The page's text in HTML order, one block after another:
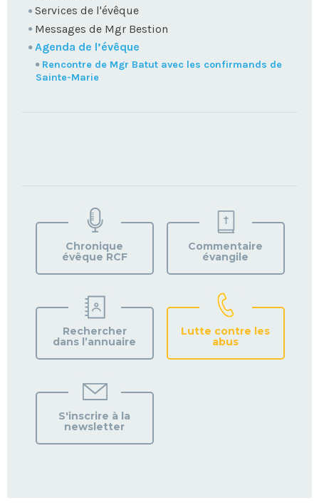
Services de l'évêque
Messages de Mgr Bestion
Agenda de l’évêque
Rencontre de Mgr Batut avec les confirmands de
Sainte-Marie
VOTRE
PAROISSE
Chronique
évêque RCF
Commentaire
évangile
Rechercher
dans l’annuaire
Lutte contre les
abus
S'inscrire à la
newsletter